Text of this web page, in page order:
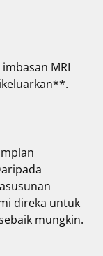
MRI
direka untuk
mungkin.